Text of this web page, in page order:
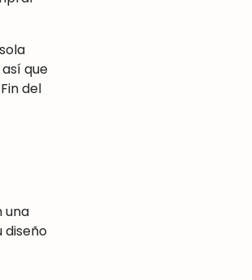
que
del
una
diseño